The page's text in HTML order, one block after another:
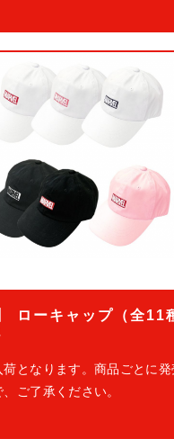
ローキャップ（全
となります。商品ごとに発
ご了承ください。